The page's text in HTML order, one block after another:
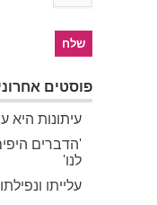
פוסטים
עיתונות היא
'הדברים
לנו'
עלייתו